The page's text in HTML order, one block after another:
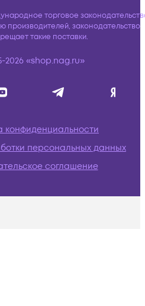
торговое
производителей, законодательство
такие поставки.
2026 «shop.nag.ru»
конфиденциальности
персональных данных
соглашение